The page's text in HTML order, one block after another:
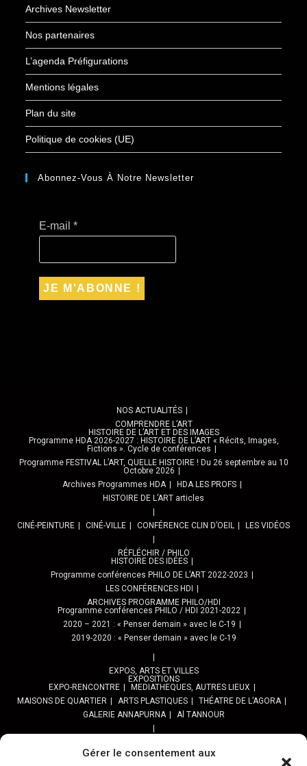
Gérer le consentement aux
Archives Newsletter
Nos partenaires
L’agenda Préfigurations
Mentions légales
Plan du site
Politique de cookies (UE)
Abonnez-Vous À Notre Newsletter
E-mail*
NOS ACTUALITÉS
COMPRENDRE L’ART
HISTOIRE DE L’ART ET DES IMAGES
Programme HDA 2026-2027 : HISTOIRE DE L’ART « Récits, Images,
Fictions ». Cycle de conférences
Programme FESTIVAL L’ART, QUELLE HISTOIRE ! Du 26 septembre au 10
Octobre 2026
Archives Programmes HDA
HDA LES PROFS
HISTOIRE DE L’ART articles
CINÉ-PEINTURE CINÉ-VILLE CONFÉRENCE CLIN D’OEIL LES VIDÉOS
RÉFLÉCHIR / PHILO
HISTOIRE DES IDÉES
Programme conférences PHILO DE L’ART 2022-2023
LES CONFÉRENCES HDI
ARCHIVES PROGRAMME PHILO/HDI
Programme conférences PHILO / HDI 2021-2022
2020 – 2021 : « Penser demain » avec le C-19
2019-2020 : « Penser demain » avec le C-19
EXPOS, ARTS ET VILLES
EXPOSITIONS
EXPO-RENCONTRE
MEDIATHEQUES, AUTRES LIEUX
MAISONS DE QUARTIER
ARTS PLASTIQUES
THÉATRE DE L’AGORA
GALERIE ANNAPURNA
Al TANNOUR
PPROGRAMME DES BALADES URBAINES 2025